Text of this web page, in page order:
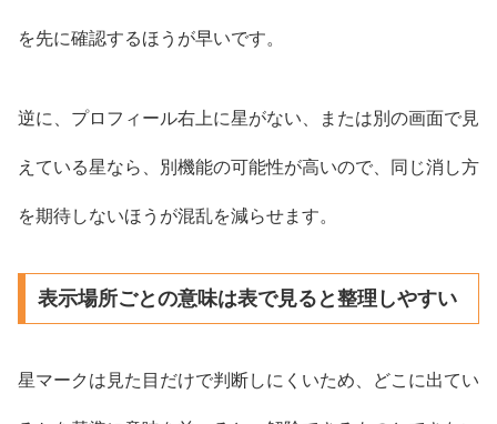
を先に確認するほうが早いです。
逆に、プロフィール右上に星がない、または別の画面で見
えている星なら、別機能の可能性が高いので、同じ消し方
を期待しないほうが混乱を減らせます。
表示場所ごとの意味は表で見ると整理しやすい
星マークは見た目だけで判断しにくいため、どこに出てい